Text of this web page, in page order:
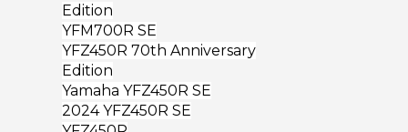
Edition
YFM700R SE
YFZ450R 70th Anniversary
Edition
Yamaha YFZ450R SE
2024 YFZ450R SE